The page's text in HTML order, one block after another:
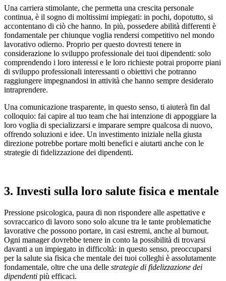
Una carriera stimolante, che permetta una crescita personale
continua, è il sogno di moltissimi impiegati: in pochi, dopotutto, si
accontentano di ciò che hanno. In più, possedere abilità differenti è
fondamentale per chiunque voglia rendersi competitivo nel mondo
lavorativo odierno. Proprio per questo dovresti tenere in
considerazione lo sviluppo professionale dei tuoi dipendenti: solo
comprendendo i loro interessi e le loro richieste potrai proporre piani
di sviluppo professionali interessanti o obiettivi che potranno
raggiungere impegnandosi in attività che hanno sempre desiderato
intraprendere.
Una comunicazione trasparente, in questo senso, ti aiuterà fin dal
colloquio: fai capire al tuo team che hai intenzione di appoggiare la
loro voglia di specializzarsi e imparare sempre qualcosa di nuovo,
offrendo soluzioni e idee. Un investimento iniziale nella giusta
direzione potrebbe portare molti benefici e aiutarti anche con le
strategie di fidelizzazione dei dipendenti.
3. Investi sulla loro salute fisica e mentale
Pressione psicologica, paura di non rispondere alle aspettative e
sovraccarico di lavoro sono solo alcune tra le tante problematiche
lavorative che possono portare, in casi estremi, anche al burnout.
Ogni manager dovrebbe tenere in conto la possibilità di trovarsi
davanti a un impiegato in difficoltà: in questo senso, preoccuparsi
per la salute sia fisica che mentale dei tuoi colleghi è assolutamente
fondamentale, oltre che una delle strategie di fidelizzazione dei
dipendenti più efficaci.